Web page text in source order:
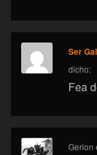
Ser
dicho:
Fea
Gerion